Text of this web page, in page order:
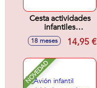
Cesta actividades
infantiles
25x18x14cm
18 meses 14,95 €
NOVEDAD